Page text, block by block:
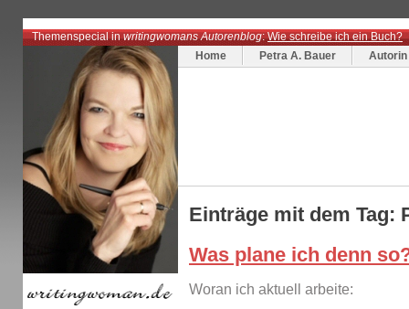
Themenspecial inwritingwomans Autorenblog:Wie schreibe ich ein Buch?
Home
Petra A. Bauer Autorin
Einträge mit dem Tag:
Was plane ich denn
Woran ich aktuell arbeite: